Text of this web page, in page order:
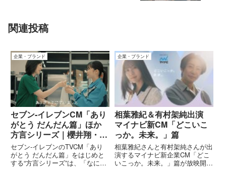
関連投稿
企業・ブランド
セブン‐イレブンCM「あり
がとう だんだん篇」ほか
方言シリーズ｜櫻井翔・相
葉雅紀・天海祐希出演の心
温まる物語
セブン‐イレブンのTVCM「あり
がとう だんだん篇」をはじめと
する“方言シリーズ”は、「なにが
企業・ブランド
相葉雅紀＆有村架純出演
マイナビ新CM「どこいこ
っか。未来。」篇
相葉雅紀さんと有村架純さんが出
演するマイナビ新企業CM「どこ
いこっか。未来。」篇が放映開